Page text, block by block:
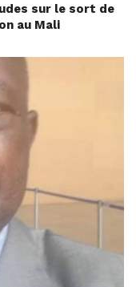
sur le sort de
au Mali